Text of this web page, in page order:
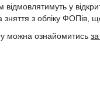
у
з обліку ФОПів,
можна ознайомитись